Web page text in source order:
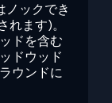
ノックでき
れます)。
ドを含む
ドウッド
ウンドに